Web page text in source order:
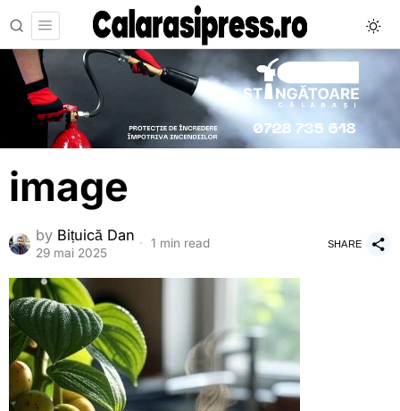
image
by Bițuică Dan
29 mai 2025
1 min read SHARE